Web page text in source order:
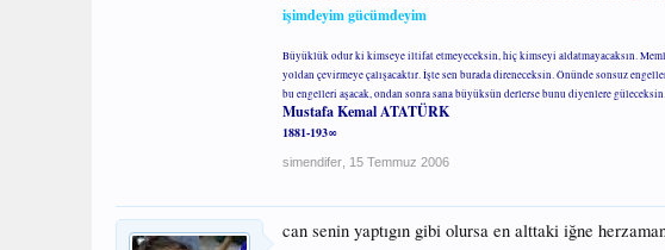
işimdeyim gücümdeyim
Büyüklük odur ki kimseye iltifat etmeyeceksin, hiç kimseyi aldatmayacaksın.
yoldan çevirmeye çalışacaktır. İşte sen burada direneceksin. Önünde sonsuz
bu engelleri aşacak, ondan sonra sana büyüksün derlerse bunu diyenlere güleceksin.
Mustafa Kemal ATATÜRK
1881-193∞
simendifer 15 Temmuz 2006
can senin yaptıgın gibi olursa en alttaki iğne